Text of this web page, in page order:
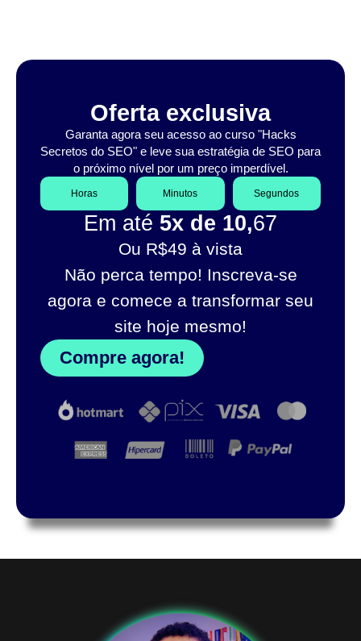
Oferta exclusiva
Garanta agora seu acesso ao curso "Hacks
Secretos do SEO" e leve sua estratégia de SEO para
o próximo nível por um preço imperdível.
Horas Minutos Segundos
Em até 5x de 10,67
Ou R$49 à vista
Não perca tempo! Inscreva-se
agora e comece a transformar seu
site hoje mesmo!
Compre agora!